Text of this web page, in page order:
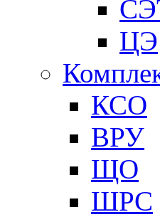
ЦЭ
КСО
ВРУ
ЩО
ШРС